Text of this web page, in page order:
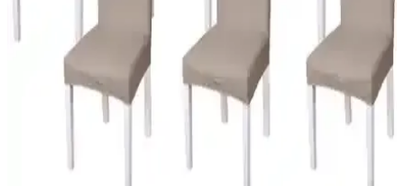
Yüksek kaliteli, kolay çıkarılabilir ve özelleştirilebilir gelin damat
gözlük sticker seti ile düğün ve kutlamalarınıza kişisel dokunuşlar
Patla<dı> Gitti U Harfli Balon Kutusu ve Seti
Doğum Günü ve Organizasyonlar İçin